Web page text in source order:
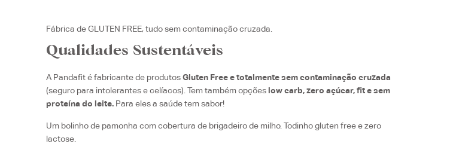
Fábrica de GLUTEN FREE, tudo sem contaminação cruzada.
Qualidades Sustentáveis
A Pandafit é fabricante de produtosGluten Free e totalmente sem contaminação cruzada
(seguro para intolerantes e celíacos). Tem também opções low carb, zero açúcar, fit e sem
proteína do leite. Para eles a saúde tem sabor!
Um bolinho de pamonha com cobertura de brigadeiro de milho. Todinho gluten free e zero
lactose.